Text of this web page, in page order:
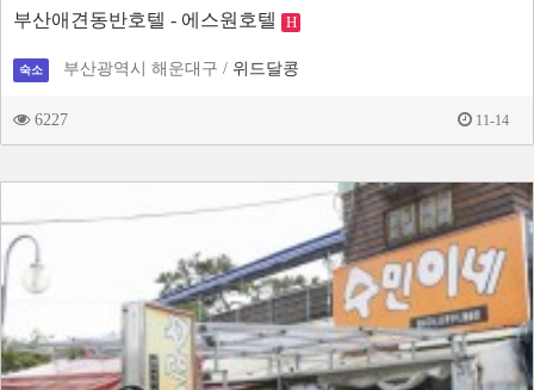
부산애견동반호텔 - 에스원호텔 H
숙소 부산광역시 해운대구 / 위드달콩
6227 11-14